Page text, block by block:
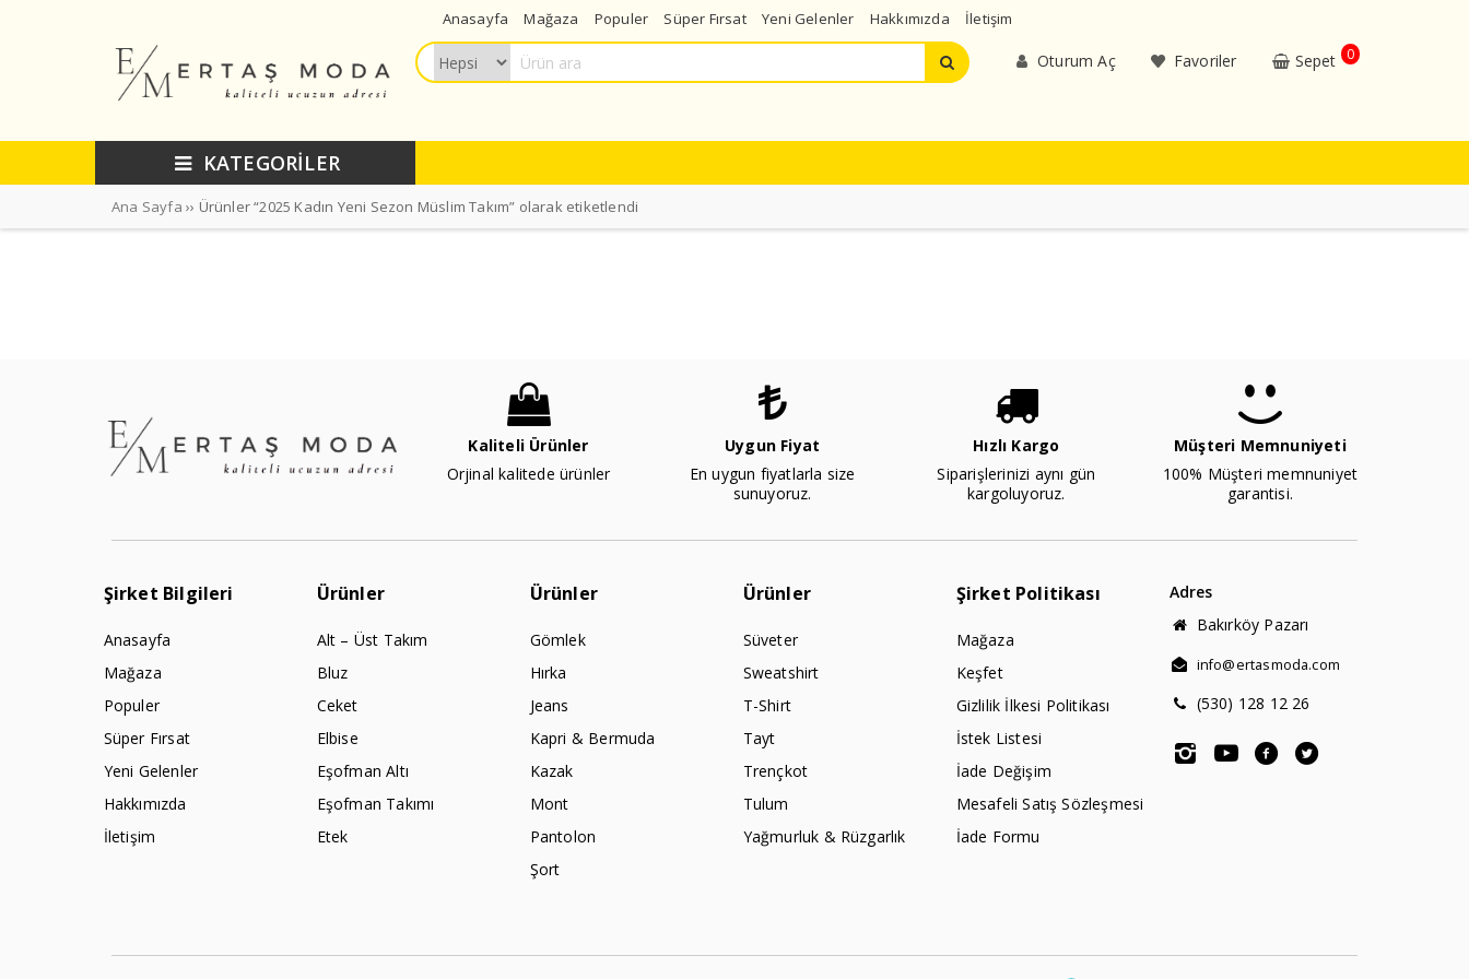
Anasayfa Mağaza Populer Süper Fırsat Yeni Gelenler Hakkımızda İletişim
Oturum Aç Favoriler Sepet 0
KATEGORİLER
Ana Sayfa ›› Ürünler “2025 Kadın Yeni Sezon Müslim Takım” olarak etiketlendi
Kaliteli Ürünler
Orjinal kalitede ürünler
Uygun Fiyat
En uygun fiyatlarla size
sunuyoruz.
Hızlı Kargo
Siparişlerinizi aynı gün
kargoluyoruz.
Müşteri Memnuniyeti
100% Müşteri memnuniyet
garantisi.
Şirket Bilgileri
Anasayfa
Mağaza
Populer
Süper Fırsat
Yeni Gelenler
Hakkımızda
İletişim
Ürünler
Alt – Üst Takım
Bluz
Ceket
Elbise
Eşofman Altı
Eşofman Takımı
Etek
Ürünler
Gömlek
Hırka
Jeans
Kapri & Bermuda
Kazak
Mont
Pantolon
Şort
Ürünler
Süveter
Sweatshirt
T-Shirt
Tayt
Trençkot
Tulum
Yağmurluk & Rüzgarlık
Şirket Politikası
Mağaza
Keşfet
Gizlilik İlkesi Politikası
İstek Listesi
İade Değişim
Mesafeli Satış Sözleşmesi
İade Formu
Adres
Bakırköy Pazarı
info@ertasmoda.com
(530) 128 12 26